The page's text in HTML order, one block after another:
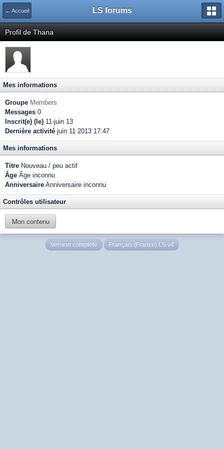
← Accueil LS forums
Profil de Thana
Mes informations
Groupe Members
Messages 0
Inscrit(e) (le) 11-juin 13
Dernière activité juin 11 2013 17:47
Mes informations
Titre Nouveau / peu actif
Âge Âge inconnu
Anniversaire Anniversaire inconnu
Contrôles utilisateur
Mon contenu
Version complète Français (France) LS v4